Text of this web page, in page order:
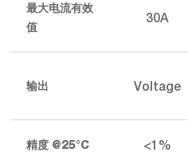
最大电流有效
值
30A
输出 Voltage
精度 @25°C <1%